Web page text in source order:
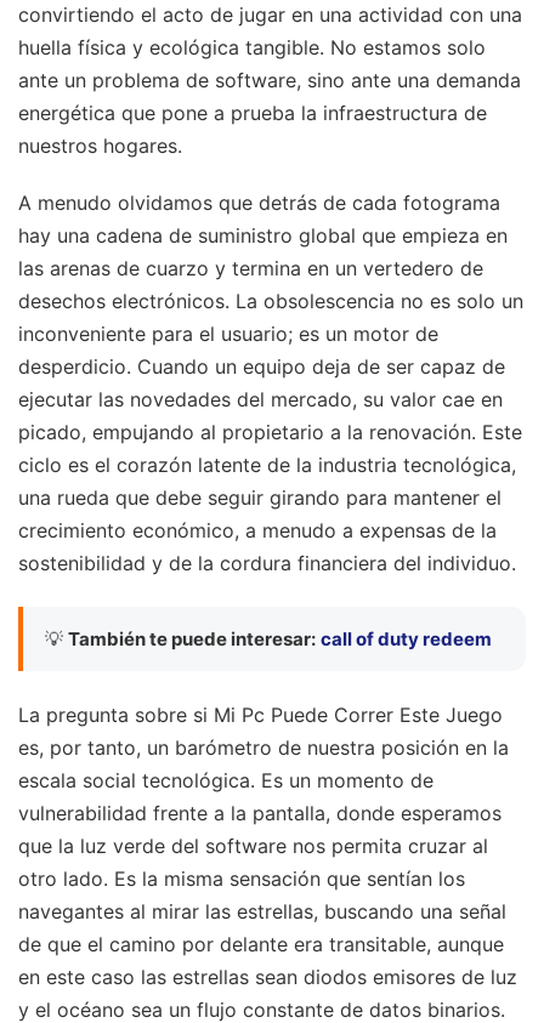
convirtiendo el acto de jugar en una actividad con una
huella física y ecológica tangible. No estamos solo
ante un problema de software, sino ante una demanda
energética que pone a prueba la infraestructura de
nuestros hogares.
A menudo olvidamos que detrás de cada fotograma
hay una cadena de suministro global que empieza en
las arenas de cuarzo y termina en un vertedero de
desechos electrónicos. La obsolescencia no es solo un
inconveniente para el usuario; es un motor de
desperdicio. Cuando un equipo deja de ser capaz de
ejecutar las novedades del mercado, su valor cae en
picado, empujando al propietario a la renovación. Este
ciclo es el corazón latente de la industria tecnológica,
una rueda que debe seguir girando para mantener el
crecimiento económico, a menudo a expensas de la
sostenibilidad y de la cordura financiera del individuo.
💡 También te puede interesar: call of duty redeem
La pregunta sobre si Mi Pc Puede Correr Este Juego
es, por tanto, un barómetro de nuestra posición en la
escala social tecnológica. Es un momento de
vulnerabilidad frente a la pantalla, donde esperamos
que la luz verde del software nos permita cruzar al
otro lado. Es la misma sensación que sentían los
navegantes al mirar las estrellas, buscando una señal
de que el camino por delante era transitable, aunque
en este caso las estrellas sean diodos emisores de luz
y el océano sea un flujo constante de datos binarios.